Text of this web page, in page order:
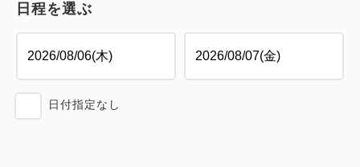
日程を選ぶ
日付指定なし